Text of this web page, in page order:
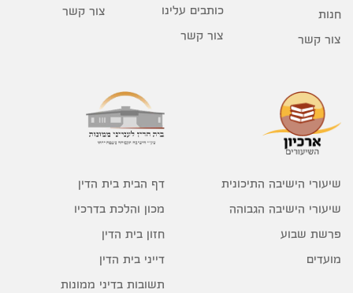
חנות
צור קשר
כותבים עלינו
צור קשר
צור קשר
שיעורי הישיבה התיכונית
שיעורי הישיבה הגבוהה
פרשת שבוע
מועדים
דף הבית בית הדין
מכון והלכת בדרכיו
חזון בית הדין
דייני בית הדין
תשובות בדיני ממונות